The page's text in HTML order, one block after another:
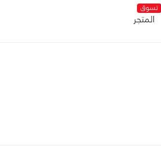
تسوق
المتجر